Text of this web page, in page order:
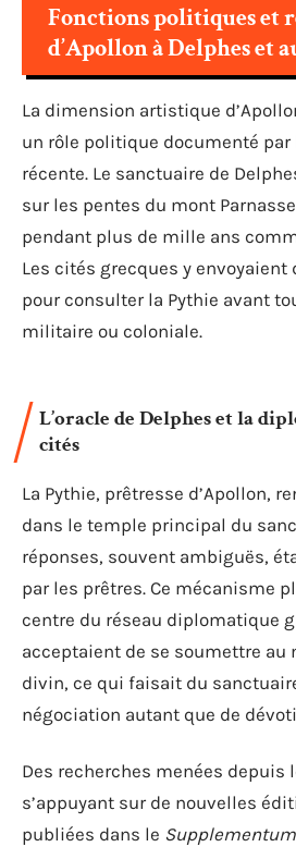
Fonctions politiques et
d’Apollon à Delphes et
La dimension artistique
un rôle politique documenté par
récente. Le sanctuaire de
sur les pentes du mont
pendant plus de mille ans
Les cités grecques y envoyaient
pour consulter la Pythie avant
militaire ou coloniale.
L’oracle de Delphes et la
cités
La Pythie, prêtresse d’Apollon,
dans le temple principal du
réponses, souvent ambiguës,
par les prêtres. Ce mécanisme
centre du réseau diplomatique
acceptaient de se soumettre au
divin, ce qui faisait du
négociation autant que de
Des recherches menées depuis
s’appuyant sur de nouvelles
publiées dans le